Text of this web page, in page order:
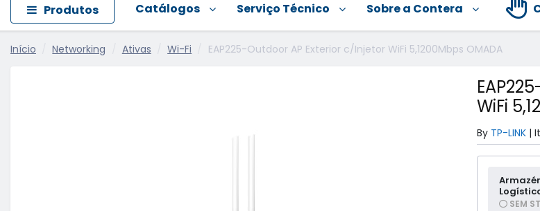
Produtos Catálogos Serviço Técnico Sobre a Contera
Início Networking Ativas Wi-Fi EAP225-Outdoor AP Exterior c/Injetor WiFi 5,1200Mbps OMADA
WiFi
By TP-LINK |
SEM